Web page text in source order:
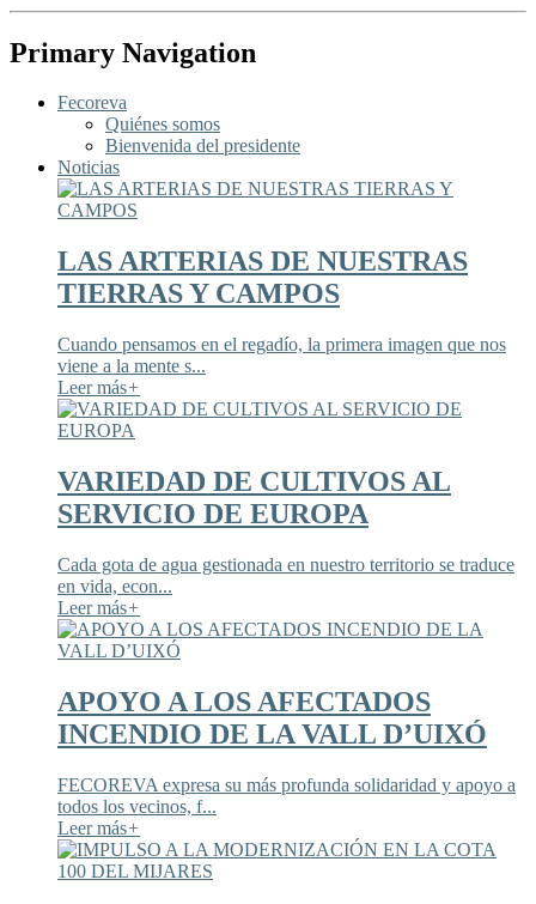
Primary Navigation
Fecoreva
Quiénes somos
Bienvenida del presidente
Noticias
LAS ARTERIAS DE NUESTRAS
TIERRAS Y CAMPOS
Cuando pensamos en el regadío, la primera imagen que nos
viene a la mente s...
Leer más+
VARIEDAD DE CULTIVOS AL
SERVICIO DE EUROPA
Cada gota de agua gestionada en nuestro territorio se traduce
en vida, econ...
Leer más+
APOYO A LOS AFECTADOS
INCENDIO DE LA VALL D’UIXÓ
FECOREVA expresa su más profunda solidaridad y apoyo a
todos los vecinos, f...
Leer más+